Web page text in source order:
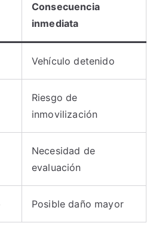
Consecuencia
inmediata
Vehículo detenido
Riesgo de
inmovilización
Necesidad de
evaluación
Posible daño mayor